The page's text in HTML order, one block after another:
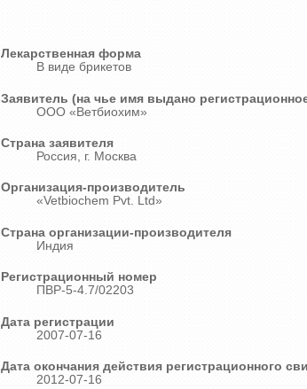
Лекарственная форма
В виде брикетов
Заявитель (на чье имя выдано
ООО «Ветбиохим»
Страна заявителя
Россия, г. Москва
Организация-производитель
«Vetbiochem Pvt. Ltd»
Страна организации-производителя
Индия
Регистрационный номер
ПВР-5-4.7/02203
Дата регистрации
2007-07-16
Дата окончания действия регистрационного
2012-07-16